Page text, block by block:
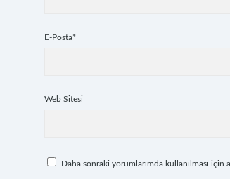
E-Posta*
Web Sitesi
Daha sonraki yorumlarımda kullanılması için